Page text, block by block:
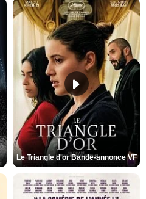
Le Triangle d'or Bande-annonce VF